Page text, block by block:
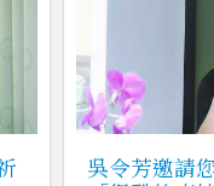
吳令芳邀請